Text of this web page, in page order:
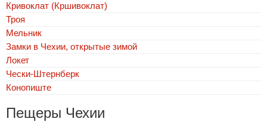
Кривоклат (Кршивоклат)
Троя
Мельник
Замки в Чехии, открытые зимой
Локет
Чески-Штернберк
Конопиште
Пещеры Чехии